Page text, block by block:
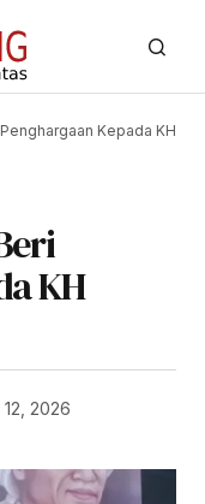
Kepada KH
KH
12, 2026